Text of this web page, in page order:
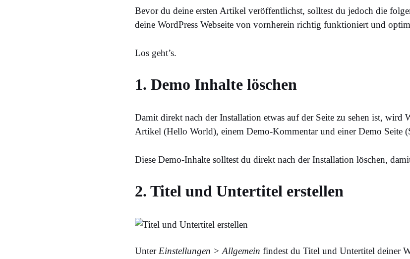
Bevor du deine ersten Artikel veröffentlichst, solltest du jedoch die
deine WordPress Webseite von vornherein richtig funktioniert und
Los geht’s.
1. Demo Inhalte löschen
Damit direkt nach der Installation etwas auf der Seite zu sehen ist, wird
Artikel (Hello World), einem Demo-Kommentar und einer Demo Seite
Diese Demo-Inhalte solltest du direkt nach der Installation löschen,
2. Titel und Untertitel erstellen
Unter Einstellungen > Allgemein findest du Titel und Untertitel deiner